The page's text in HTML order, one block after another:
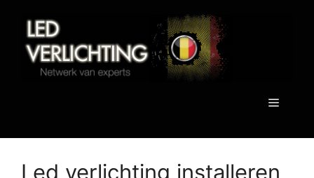
inhoud
Menu
Led verlichting installeren